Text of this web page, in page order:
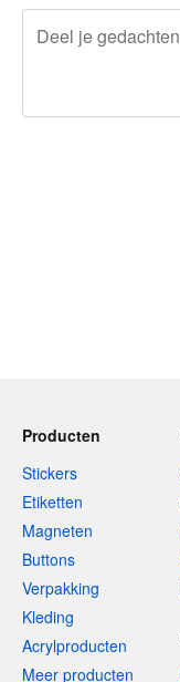
Producten
Stickers
Etiketten
Magneten
Buttons
Verpakking
Kleding
Acrylproducten
Meer producten